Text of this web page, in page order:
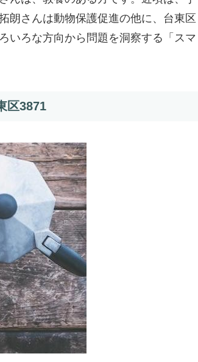
朗さんは動物保護促進の他に、台東区
いろな方向から問題を洞察する「スマ
区3871